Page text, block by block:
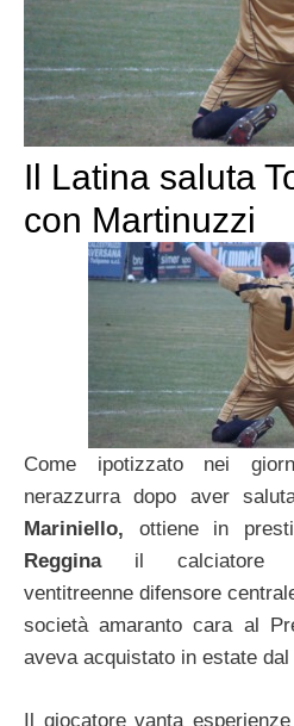
Il Latina saluta
con Martinuzzi
Come ipotizzato nei
nerazzurra dopo aver
Mariniello, ottiene in
Regginail calciatore
ventitreenne difensore
società amaranto cara al
aveva acquistato in estate dal
Il giocatore vanta